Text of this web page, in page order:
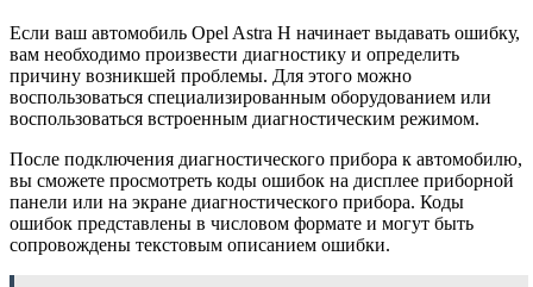
Если ваш автомобиль Opel Astra H начинает выдавать ошибку,
вам необходимо произвести диагностику и определить
причину возникшей проблемы. Для этого можно
воспользоваться специализированным оборудованием или
воспользоваться встроенным диагностическим режимом.
После подключения диагностического прибора к автомобилю,
вы сможете просмотреть коды ошибок на дисплее приборной
панели или на экране диагностического прибора. Коды
ошибок представлены в числовом формате и могут быть
сопровождены текстовым описанием ошибки.